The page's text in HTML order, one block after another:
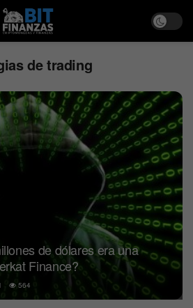
de trading
de dólares era una
Finance?
564